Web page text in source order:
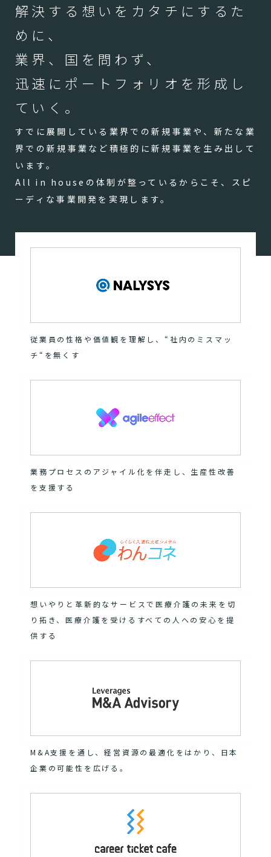
解決する想いをカタチにするた
めに、
業界、国を問わず、
迅速にポートフォリオを形成し
ていく。
すでに展開している業界での新規事業や、新たな業
界での新規事業など積極的に新規事業を生み出して
います。
All in houseの体制が整っているからこそ、スピ
ーディな事業開発を実現します。
従業員の性格や価値観を理解し、“社内のミスマッ
チ“を無くす
業務プロセスのアジャイル化を伴走し、生産性改善
を支援する
想いやりと革新的なサービスで医療介護の未来を切
り拓き、医療介護を受けるすべての人への安心を提
供する
M&A支援を通し、経営資源の最適化をはかり、日本
企業の可能性を広げる。